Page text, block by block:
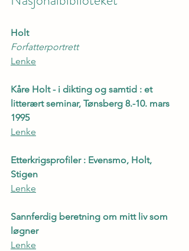
Holt
Forfatterportrett
Lenke
Kåre Holt - i dikting og samtid : et
litterært seminar, Tønsberg 8.-10. mars
1995
Lenke
Etterkrigsprofiler : Evensmo, Holt,
Stigen
Lenke
Sannferdig beretning om mitt liv som
løgner
Lenke